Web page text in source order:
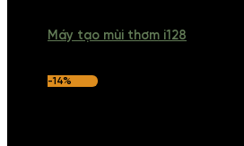
Máy tạo mùi thơm i128
-14%